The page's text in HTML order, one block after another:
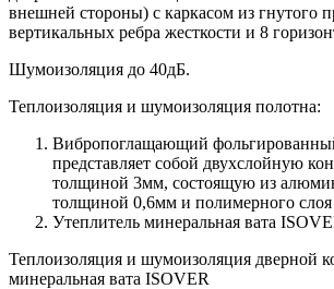
внешней стороны) c каркасом из гнутого
вертикальных ребра жесткости и 8
Шумоизоляция до 40дБ.
Теплоизоляция и шумоизоляция полотна:
Вибропоглащающий
представляет собой двухслойную
толщиной 3мм, состоящую из
толщиной 0,6мм и полимерного слоя
Утеплитель минеральная вата
Теплоизоляция и шумоизоляция дверной
минеральная вата ISOVER